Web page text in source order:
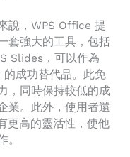
說，WPS Office 提
套強大的工具，包括
Slides，可以作為
成功替代品。此免
，同時保持較低的成
業。此外，使用者還
更高的靈活性，使他
。